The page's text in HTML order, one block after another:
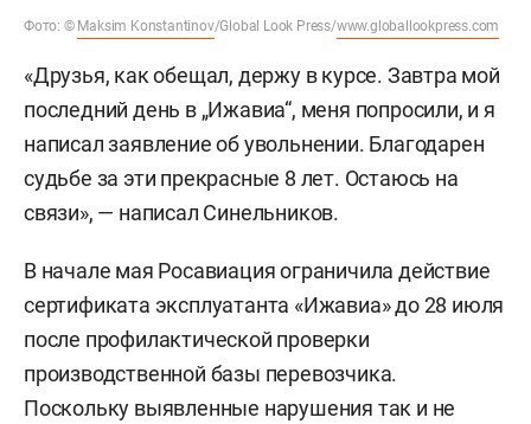
Maksim Konstantinov /Global Look Press/www.globallookpress.com
«Друзья, как обещал, держу в курсе. Завтра мой